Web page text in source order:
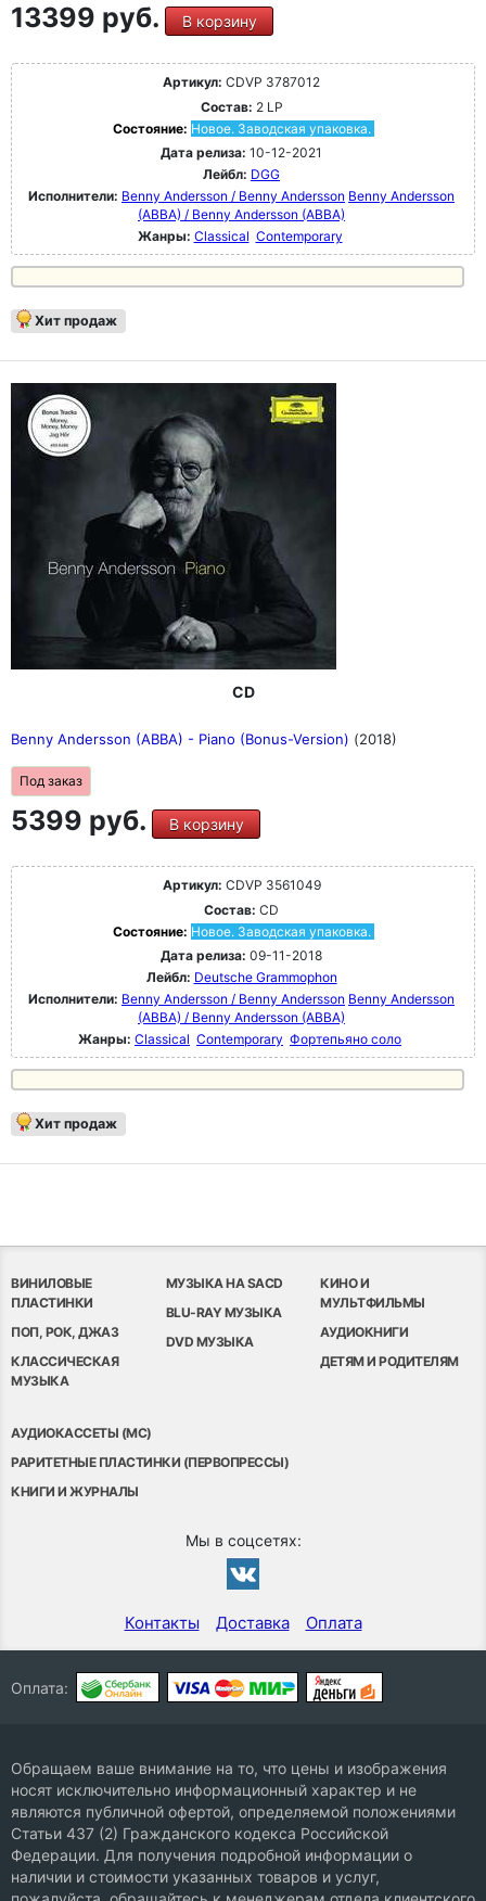
13399 руб. В корзину
Артикул: CDVP 3787012
Состав: 2 LP
Состояние: Новое. Заводская упаковка.
Дата релиза: 10-12-2021
Лейбл: DGG
Исполнители: Benny Andersson / Benny Andersson Benny Andersson
(ABBA) / Benny Andersson (ABBA)
Жанры: Classical Contemporary
Хит продаж
CD
Benny Andersson (ABBA) - Piano (Bonus-Version) (2018)
Под заказ
5399 руб. В корзину
Артикул: CDVP 3561049
Состав: CD
Состояние: Новое. Заводская упаковка.
Дата релиза: 09-11-2018
Лейбл: Deutsche Grammophon
Исполнители: Benny Andersson / Benny Andersson Benny Andersson
(ABBA) / Benny Andersson (ABBA)
Жанры: Classical Contemporary Фортепьяно соло
Хит продаж
ВИНИЛОВЫЕ
ПЛАСТИНКИ
ПОП, РОК, ДЖАЗ
КЛАССИЧЕСКАЯ
МУЗЫКА
МУЗЫКА НА SACD
BLU-RAY МУЗЫКА
DVD МУЗЫКА
КИНО И
МУЛЬТФИЛЬМЫ
АУДИОКНИГИ
ДЕТЯМ И РОДИТЕЛЯМ
АУДИОКАССЕТЫ (MC)
РАРИТЕТНЫЕ ПЛАСТИНКИ (ПЕРВОПРЕССЫ)
КНИГИ И ЖУРНАЛЫ
Мы в соцсетях:
Контакты Доставка Оплата
Оплата:
Обращаем ваше внимание на то, что цены и изображения
носят исключительно информационный характер и не
являются публичной офертой, определяемой положениями
Статьи 437 (2) Гражданского кодекса Российской
Федерации. Для получения подробной информации о
наличии и стоимости указанных товаров и услуг,